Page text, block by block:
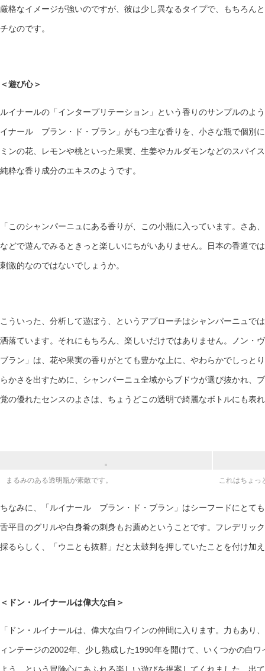
厳格なイメージが強いのですが、彼は少し異なるタイプで、もちろん
チなのです。
＜遊び心＞
ルイナールの「インタープリテーション」という香りのサンプルのよ
イナール ブラン・ド・ブラン」がもつ主な香りを、小さな瓶で個別
ミンの花、レモンや桃といった果実、生姜やカルダモンなどのスパイ
純粋な香り成分のエキスのようです。
「このシャンパーニュにある香りが、この小瓶に入っています。さあ
などで遊んでみるときっと楽しいにちがいありません。日本の香道で
刺激的なのではないでしょうか。
こういった、分析して遊ぼう、というアプローチはシャンパーニュで
洒落ています。それにもちろん、楽しいだけではありません。ノン
ブラン」は、花や果実の香りがとても豊かな上に、やわらかでしっと
らかさを出すために、シャンパーニュ全域からブドウが選び抜かれ、
覚の優れたセンスのよさは、ちょうどこの透明で綺麗なボトルにも表
まるみのある透明瓶が素敵です。 これはちょっ
ちなみに、「ルイナール ブラン・ド・ブラン」はシーフードにとて
舌平目のグリルや白身肴の刺身もお薦めということです。フレデリッ
採るらしく、「ウニとも抜群」だと太鼓判を押していたことを付け加
＜ドン・ルイナールは偉大な白＞
「ドン・ルイナールは、偉大な白ワインの仲間に入ります。力もあり
ィンテージの2002年、少し熟成した1990年を開けて、いくつかの白